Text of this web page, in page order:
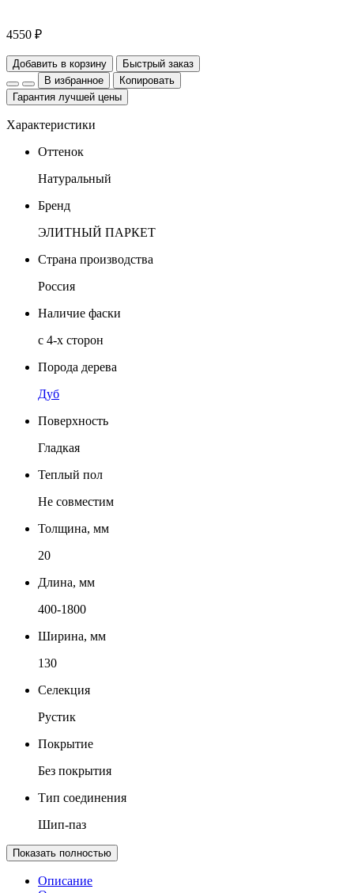
4550 ₽
Добавить в корзину
Быстрый заказ
В избранное
Копировать
Гарантия лучшей цены
Характеристики
Оттенок
Натуральный
Бренд
ЭЛИТНЫЙ ПАРКЕТ
Страна производства
Россия
Наличие фаски
с 4-х сторон
Порода дерева
Дуб
Поверхность
Гладкая
Теплый пол
Не совместим
Толщина, мм
20
Длина, мм
400-1800
Ширина, мм
130
Селекция
Рустик
Покрытие
Без покрытия
Тип соединения
Шип-паз
Показать полностью
Описание